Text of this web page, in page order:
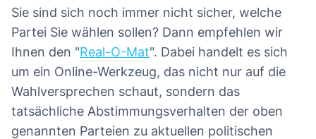
Sie sind sich noch immer nicht sicher, welche
Partei Sie wählen sollen? Dann empfehlen wir
Ihnen den "Real-O-Mat". Dabei handelt es sich
um ein Online-Werkzeug, das nicht nur auf die
Wahlversprechen schaut, sondern das
tatsächliche Abstimmungsverhalten der oben
genannten Parteien zu aktuellen politischen